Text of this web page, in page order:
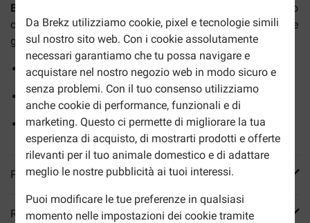
Da Brekz utilizziamo cookie, pixel e tecnologie simili
sul nostro sito web. Con i cookie assolutamente
necessari garantiamo che tu possa navigare e
acquistare nel nostro negozio web in modo sicuro e
senza problemi. Con il tuo consenso utilizziamo
anche cookie di performance, funzionali e di
marketing. Questo ci permette di migliorare la tua
esperienza di acquisto, di mostrarti prodotti e offerte
rilevanti per il tuo animale domestico e di adattare
meglio le nostre pubblicità ai tuoi interessi.
Puoi modificare le tue preferenze in qualsiasi
momento nelle impostazioni dei cookie tramite
BF Petfood Kitten Pregnant & Nursing
è un alimento secco
completo e naturale per gattini fino a 12 mesi di età e per le
gatte gravide e in allattamento.
Con pollo, salmone e riso
Sostiene la crescita
Senza additivi artificiali
Più informazioni
Reviews